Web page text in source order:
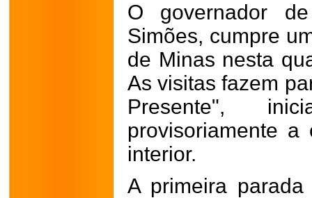
O governador
Simões, cumpre
de Minas nesta
As visitas fazem
Presente",
provisoriamente
interior.
A primeira